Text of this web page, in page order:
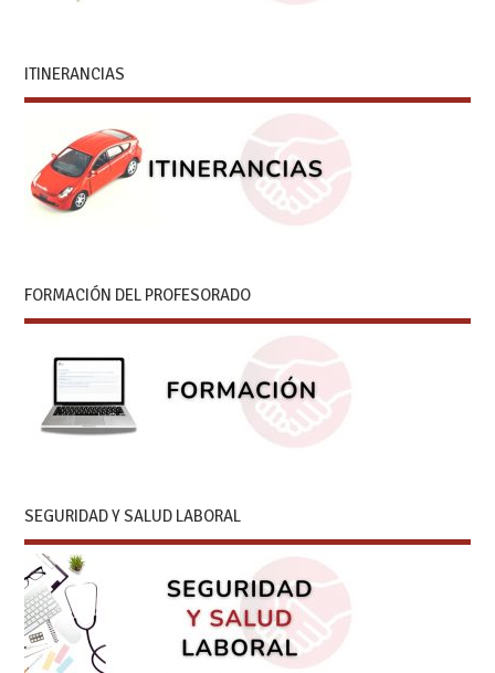
ITINERANCIAS
FORMACIÓN DEL PROFESORADO
SEGURIDAD Y SALUD LABORAL